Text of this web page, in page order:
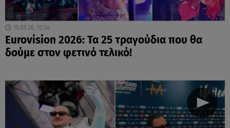
15.05.26, 10:34
Eurovision 2026: Τα 25 τραγούδια που θα
δούμε στον φετινό τελικό!